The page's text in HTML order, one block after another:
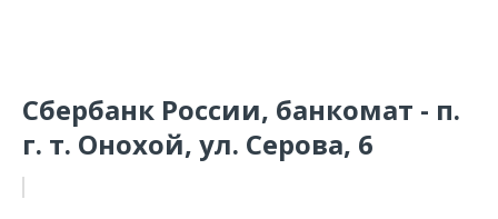
Сбербанк России, банкомат - п.
г. т. Онохой, ул. Серова, 6